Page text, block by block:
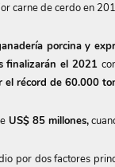
carne de cerdo en
porcina y
finalizarán el 2021
el récord de 60.000
US$ 85 millones,
por dos factores